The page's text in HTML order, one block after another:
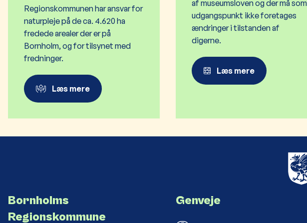
Regionskommunen har ansvar for
naturpleje på de ca. 4.620 ha
fredede arealer der er på
Bornholm, og for tilsynet med
fredninger.
Læs mere
af museumsloven og der må som
udgangspunkt ikke foretages
ændringer i tilstanden af
digerne.
Læs mere
Bornholms
Regionskommune
Genveje